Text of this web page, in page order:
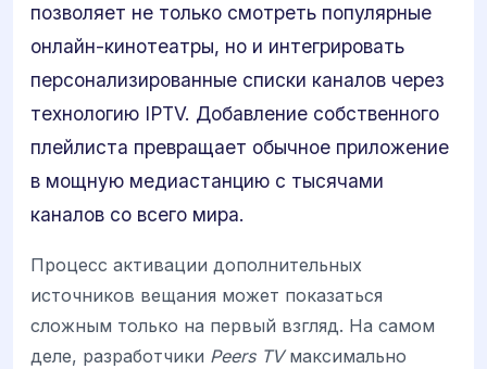
позволяет не только смотреть популярные
онлайн-кинотеатры, но и интегрировать
персонализированные списки каналов через
технологию IPTV. Добавление собственного
плейлиста превращает обычное приложение
в мощную медиастанцию с тысячами
каналов со всего мира.
Процесс активации дополнительных
источников вещания может показаться
сложным только на первый взгляд. На самом
деле, разработчики Peers TVмаксимально